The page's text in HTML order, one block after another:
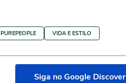
PUREPEOPLE VIDA E ESTILO
Siga no Google Discover